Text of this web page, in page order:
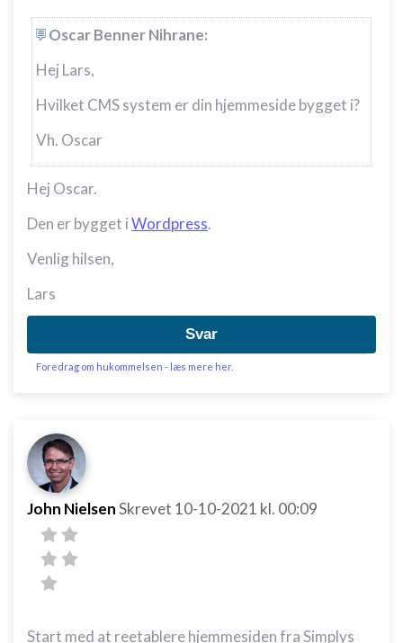
Oscar Benner Nihrane:
Hej Lars,
Hvilket CMS system er din hjemmeside bygget i?
Vh. Oscar
Hej Oscar.
Den er bygget iWordpress.
Venlig hilsen,
Lars
Svar
Foredrag om hukommelsen - læs mere her.
John NielsenSkrevet 10-10-2021 kl. 00:09
Start med at reetablere hjemmesiden fra Simplys